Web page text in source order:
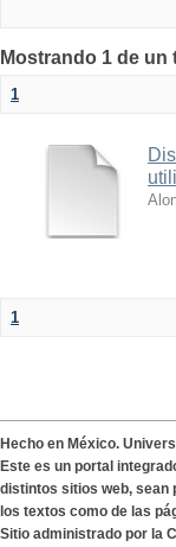
Mostrando 1 de
1
1
Hecho en México.
Este es un portal
distintos sitios web, sean
los textos como de las
Sitio administrado por la